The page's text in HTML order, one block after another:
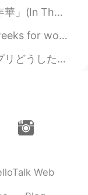
した。この映画を観た後、一度旗袍を着てみ...
cooking simple meals...
ジを送って来る人が多すぎ！ もう何回も言ったのに、...
Web